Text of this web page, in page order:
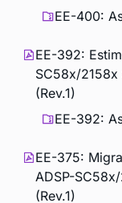
EE-400:
EE-392:
SC58x/2158x
(Rev.1)
EE-392:
EE-375:
ADSP-
(Rev.1)